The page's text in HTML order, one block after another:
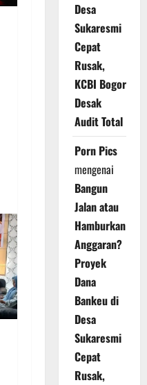
Desa
Sukaresmi
Cepat
Rusak,
KCBI Bogor
Desak
Audit Total
Porn Pics
mengenai
Bangun
Jalan atau
Hamburkan
Anggaran?
Proyek
Dana
Bankeu di
Desa
Sukaresmi
Cepat
Rusak,